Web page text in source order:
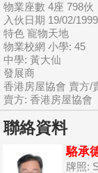
物業座數 4座 798伙
入伙日期 19/02/1999
特色 寵物天地
物業校網 小學: 45
中學: 黃大仙
發展商
香港房屋協會 賣方/
賣方: 香港房屋協會
聯絡資料
駱承
牌照: